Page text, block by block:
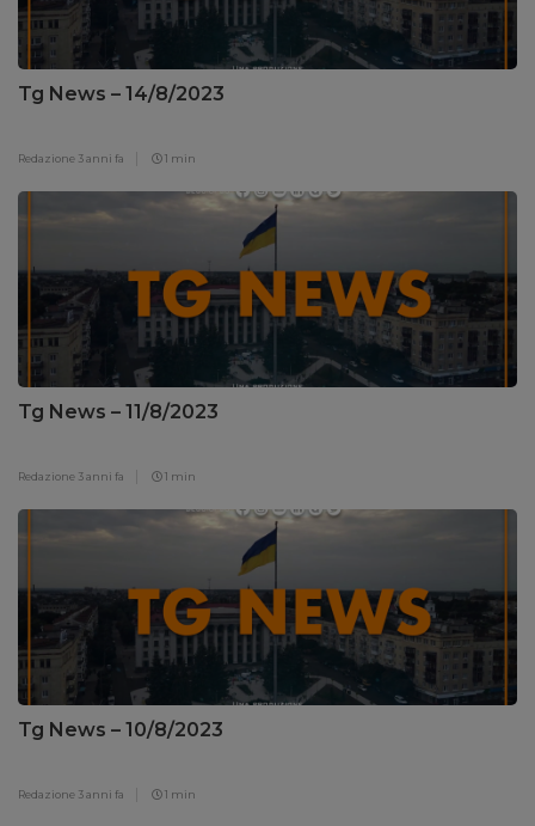
Tg News – 14/8/2023
Redazione 3 anni fa 1 min
Tg News – 11/8/2023
Redazione 3 anni fa 1 min
Tg News – 10/8/2023
Redazione 3 anni fa 1 min